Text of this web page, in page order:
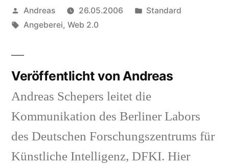
Veröffentlicht
von
Andreas 26.05.2006
Veröffentlicht
Standard
Schlagwörter:
Angeberei, Web 2.0
Veröffentlicht von Andreas
Andreas Schepers leitet die
Kommunikation des Berliner Labors
des Deutschen Forschungszentrums für
Künstliche Intelligenz, DFKI. Hier